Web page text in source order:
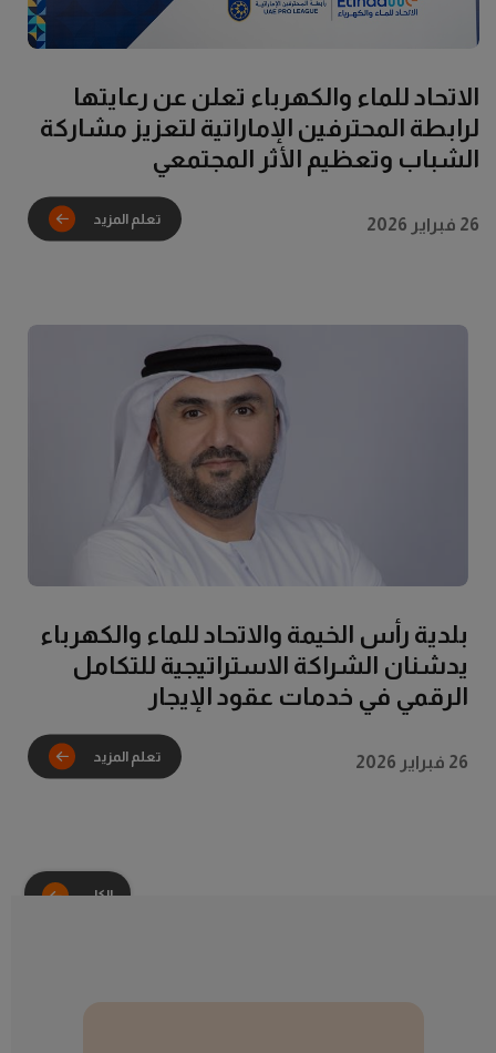
الاتحاد للماء والكهرباء تعلن عن رعايتها
لرابطة المحترفين الإماراتية لتعزيز مشاركة
الشباب وتعظيم الأثر المجتمعي
26 فبراير 2026
بلدية رأس الخيمة والاتحاد للماء والكهرباء
يدشنان الشراكة الاستراتيجية للتكامل
الرقمي في خدمات عقود الإيجار
26 فبراير 2026